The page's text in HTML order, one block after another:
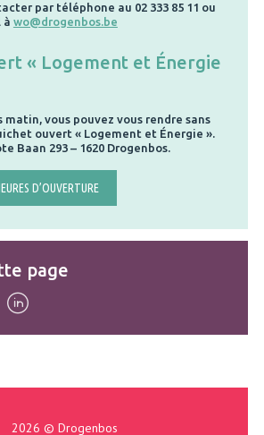
par téléphone au 02 333 85 11 ou
à wo@drogenbos.be
« Logement et Énergie
matin, vous pouvez vous rendre sans
ouvert « Logement et Énergie ».
Baan 293 – 1620 Drogenbos.
D’OUVERTURE
page
2026 © Drogenbos